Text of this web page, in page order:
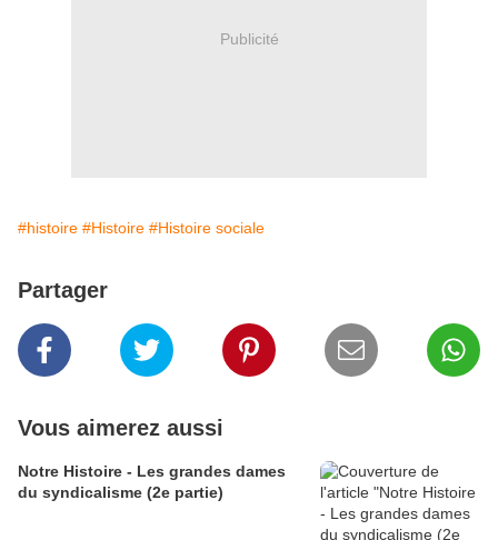
Publicité
#histoire #Histoire #Histoire sociale
Partager
Vous aimerez aussi
Notre Histoire - Les grandes dames
du syndicalisme (2e partie)